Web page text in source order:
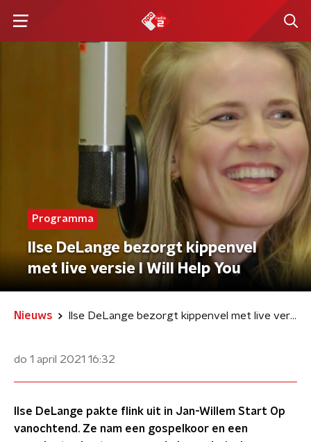
Programma
Ilse DeLange bezorgt kippenvel
met live versie I Will Help You
Nieuws Ilse DeLange bezorgt kippenvel met live versie I Will Help You
do 1 april 2021 16:32
Ilse DeLange pakte flink uit in Jan-Willem Start Op
vanochtend. Ze nam een gospelkoor en een